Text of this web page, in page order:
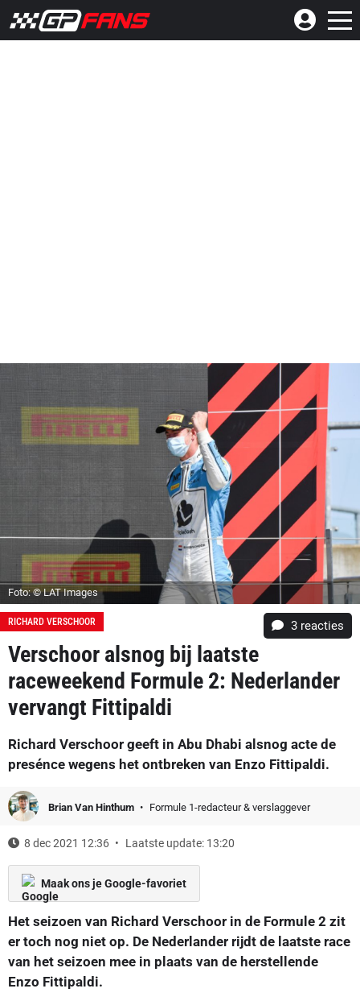
Foto: © LAT Images
RICHARD VERSCHOOR 3 reacties
Verschoor alsnog bij laatste
raceweekend Formule 2: Nederlander
vervangt Fittipaldi
Richard Verschoor geeft in Abu Dhabi alsnog acte de
presénce wegens het ontbreken van Enzo Fittipaldi.
Brian Van Hinthum Formule 1-redacteur & verslaggever
8 dec 2021 12:36 Laatste update: 13:20
Maak ons je Google-favoriet
Het seizoen van Richard Verschoor in de Formule 2 zit
er toch nog niet op. De Nederlander rijdt de laatste race
van het seizoen mee in plaats van de herstellende
Enzo Fittipaldi.